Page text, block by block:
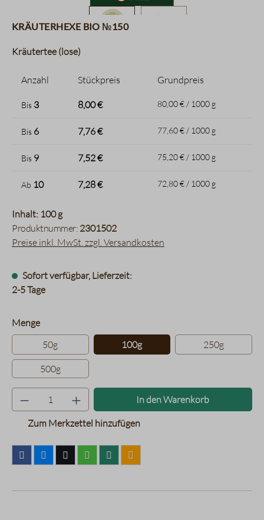
Kräuterhexe BIO №150
Kräutertee (lose)
Anzahl Stückpreis Grundpreis
Bis 3 8,00 € 80,00 € / 1000 g
Bis 6 7,76 € 77,60 € / 1000 g
Bis 9 7,52 € 75,20 € / 1000 g
Ab 10 7,28 € 72,80 € / 1000 g
Inhalt: 100 g
Produktnummer: 2301502
Preise inkl. MwSt. zzgl. Versandkosten
Sofort verfügbar, Lieferzeit:
2-5 Tage
Mengeauswählen
50g
100g 250g
500g
Produkt Anzahl: Gib den
In den Warenkorb
Zum Merkzettel hinzufügen